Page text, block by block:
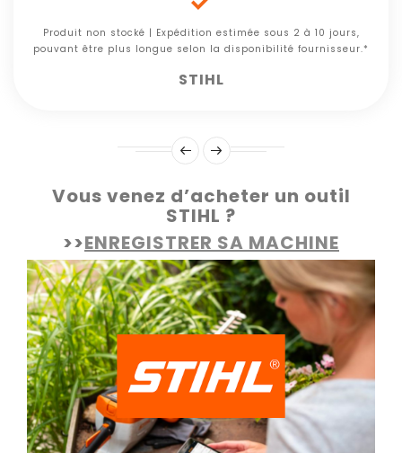
Produit non stocké | Expédition estimée sous 2 à 10 jours,
pouvant être plus longue selon la disponibilité fournisseur.*
STIHL
Vous venez d’acheter un outil
STIHL ?
>>ENREGISTRER SA MACHINE